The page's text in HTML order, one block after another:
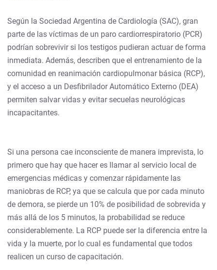
Según la Sociedad Argentina de Cardiología (SAC), gran
parte de las víctimas de un paro cardiorrespiratorio (PCR)
podrían sobrevivir si los testigos pudieran actuar de forma
inmediata. Además, describen que el entrenamiento de la
comunidad en reanimación cardiopulmonar básica (RCP),
y el acceso a un Desfibrilador Automático Externo (DEA)
permiten salvar vidas y evitar secuelas neurológicas
incapacitantes.
Si una persona cae inconsciente de manera imprevista, lo
primero que hay que hacer es llamar al servicio local de
emergencias médicas y comenzar rápidamente las
maniobras de RCP, ya que se calcula que por cada minuto
de demora, se pierde un 10% de posibilidad de sobrevida y
más allá de los 5 minutos, la probabilidad se reduce
considerablemente. La RCP puede ser la diferencia entre la
vida y la muerte, por lo cual es fundamental que todos
realicen un curso de capacitación.